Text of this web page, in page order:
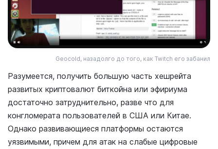
Geocold, назадолго до того, как Twitch его забанил
Разумеется, получить большую часть хешрейта
развитых криптовалют биткойна или эфириума
достаточно затруднительно, разве что для
конгломерата пользователей в США или Китае.
Однако развивающиеся платформы остаются
уязвимыми, причем для атак на слабые цифровые